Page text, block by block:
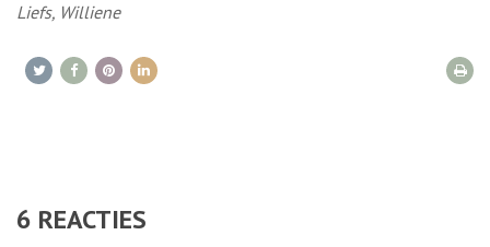
Liefs, Williene
6 REACTIES